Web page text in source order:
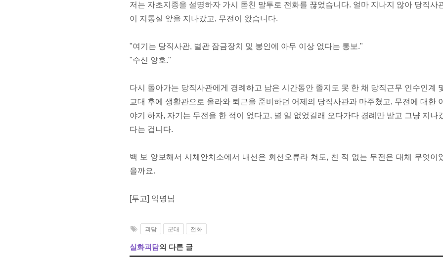
저는 자초지종을 설명하자 가시 돋친 말투로 전화를 끊었습니다. 얼마 지나지 않아 당직사
이 지통실 앞을 지나갔고, 무전이 왔습니다.
"여기는 당직사관, 별관 잠금장치 및 봉인에 아무 이상 없다는 통보."
"수신 양호."
다시 돌아가는 당직사관에게 경례하고 남은 시간동안 졸지도 못 한 채 당직근무 인수인계
교대 후에 생활관으로 올라와 퇴근을 준비하던 어제의 당직사관과 마주쳤고, 무전에 대한
야기 하자, 자기는 무전을 한 적이 없다고, 별 일 없었길래 오다가다 경례만 받고 그냥 지나
다는 겁니다.
백 보 양보해서 시체안치소에서 내선은 회선오류라 쳐도, 친 적 없는 무전은 대체 무엇이
을까요.
[투고] 익명님
괴담 군대 전화
실화괴담의 다른 글